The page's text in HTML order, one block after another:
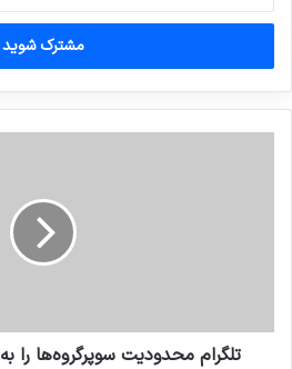
خود
وارد
کنید
تلگرام محدودیت سوپرگروه‌ها را به ۵۰هزار تا افزایش داد